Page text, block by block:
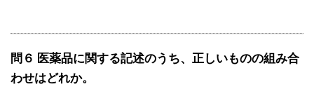
問６ 医薬品に関する記述のうち、正しいものの組み合
わせはどれか。